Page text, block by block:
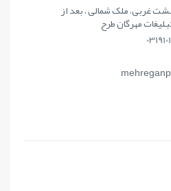
غربی، ملک شمالی ، بعد از